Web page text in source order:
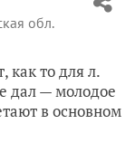
обл.
как то для л.
дал — молодое
в основном